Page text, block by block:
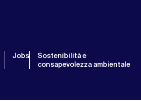
Jobs
Sostenibilità e
consapevolezza ambientale